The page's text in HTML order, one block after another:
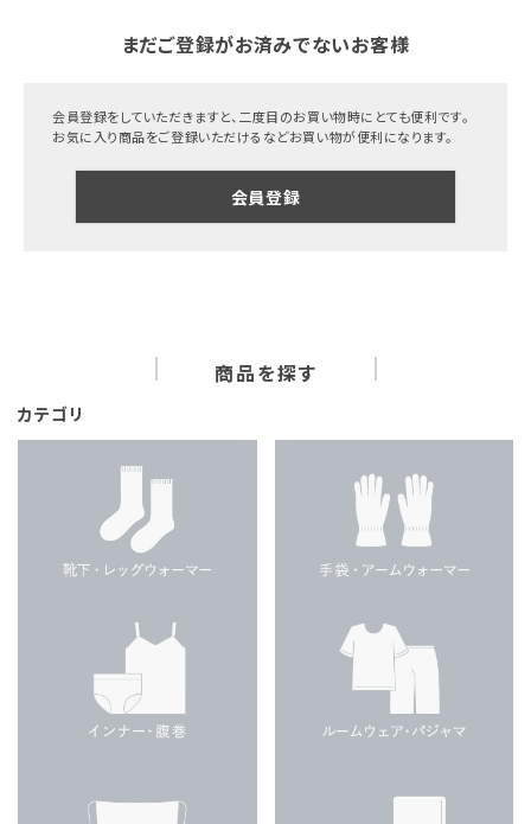
まだご登録がお済みでないお客様
会員登録をしていただきますと、二度目のお買い物時にとても便利です。
お気に入り商品をご登録いただけるなどお買い物が便利になります。
会員登録
商品を探す
カテゴリ